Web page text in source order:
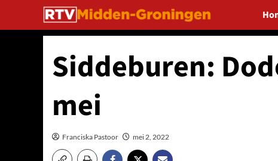
de
Siddeburen:
mei
Franciska Pastoor mei 2, 2022